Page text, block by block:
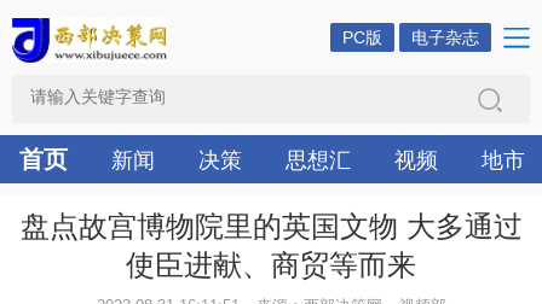
PC版 电子杂志
首页 新闻 决策 思想汇 视频 地市
盘点故宫博物院里的英国文物 大多通过
使臣进献、商贸等而来